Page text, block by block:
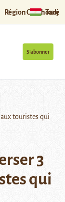
Région Ouïghoure
S’abonner
aux touristes qui
3
qui